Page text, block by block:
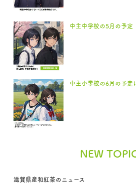
中主中学校の5月の予定
中主小学校の6月の予定
NEW
滋賀県産和紅茶のニュース